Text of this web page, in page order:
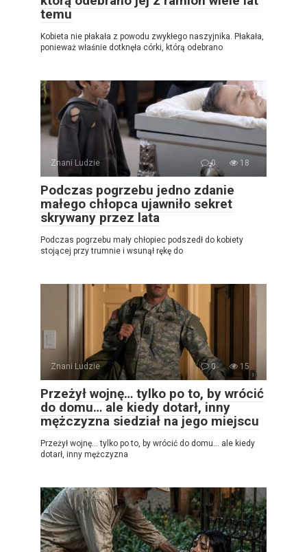
temu
Kobieta nie płakała z powodu zwykłego naszyjnika. Płakała,
ponieważ właśnie dotknęła córki, którą odebrano
Znani Ludzie 0 18
Podczas pogrzebu jedno zdanie
małego chłopca ujawniło sekret
skrywany przez lata
Podczas pogrzebu mały chłopiec podszedł do kobiety
stojącej przy trumnie i wsunął rękę do
Znani Ludzie 0 15
Przeżył wojnę… tylko po to, by wrócić
do domu… ale kiedy dotarł, inny
mężczyzna siedział na jego miejscu
Przeżył wojnę… tylko po to, by wrócić do domu… ale kiedy
dotarł, inny mężczyzna